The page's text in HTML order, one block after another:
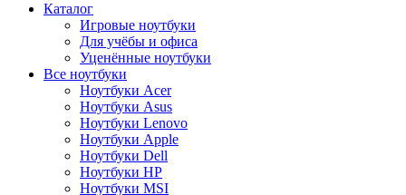
Каталог
Игровые ноутбуки
Для учёбы и офиса
Уценённые ноутбуки
Все ноутбуки
Ноутбуки Acer
Ноутбуки Asus
Ноутбуки Lenovo
Ноутбуки Apple
Ноутбуки Dell
Ноутбуки HP
Ноутбуки MSI